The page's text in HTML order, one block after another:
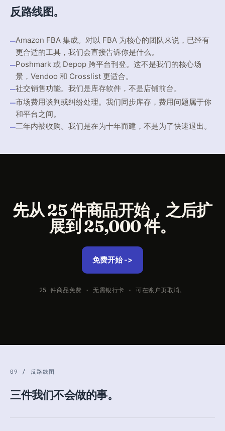
反路线图。
—Amazon FBA 集成。对以 FBA 为核心的团队来说，已经有
更合适的工具，我们会直接告诉你是什么。
—Poshmark 或 Depop 跨平台刊登。这不是我们的核心场
景，Vendoo 和 Crosslist 更适合。
—社交销售功能。我们是库存软件，不是店铺前台。
—市场费用谈判或纠纷处理。我们同步库存，费用问题属于你
和平台之间。
—三年内被收购。我们是在为十年而建，不是为了快速退出。
先从 25 件商品开始，之后扩
展到 25,000 件。
免费开始 ->
25 件商品免费 · 无需银行卡 · 可在账户页取消。
09 / 反路线图
三件我们不会做的事。